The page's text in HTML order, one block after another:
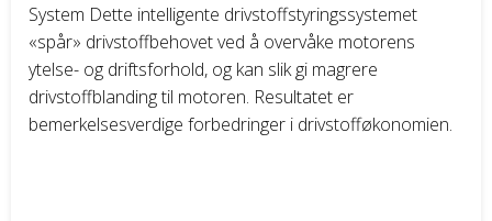
System Dette intelligente drivstoffstyringssystemet
«spår» drivstoffbehovet ved å overvåke motorens
ytelse- og driftsforhold, og kan slik gi magrere
drivstoffblanding til motoren. Resultatet er
bemerkelsesverdige forbedringer i drivstofføkonomien.